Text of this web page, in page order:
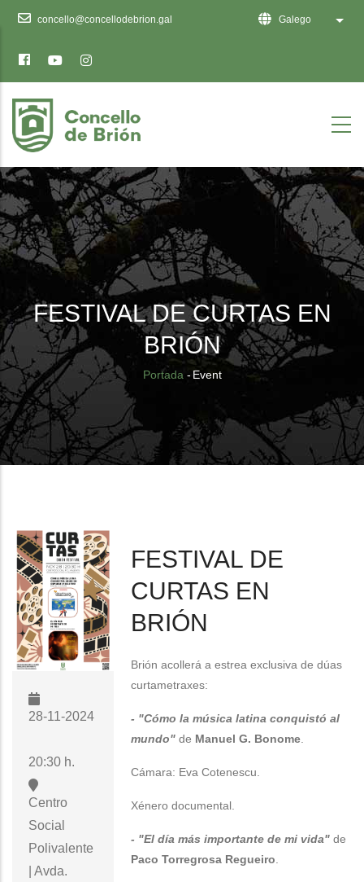
sitio
web
inclúe
un
sistema
de
accesibilidade.
concello@concellodebrion.gal Galego List
FESTIVAL DE CURTAS EN
BRIÓN
Breadcrumb
Portada - Event
28-11-2024
20:30 h.
Centro
Social
Polivalente
| Avda.
FESTIVAL DE
CURTAS EN
BRIÓN
Brión acollerá a estrea exclusiva de dúas
curtametraxes:
- "Cómo la música latina conquistó al
mundo" de Manuel G. Bonome
Cámara: Eva Cotenescu.
Xénero documental.
- "El día más importante de mi vida"de
Paco Torregrosa Regueiro